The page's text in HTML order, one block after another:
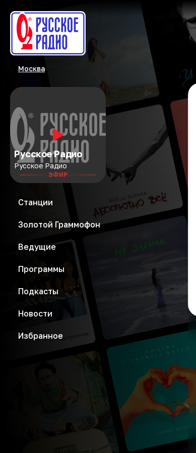
Москва
Русское Радио
Русское Радио
ЭФИР
Станции
Золотой Граммофон
Ведущие
Программы
Подкасты
Новости
Избранное